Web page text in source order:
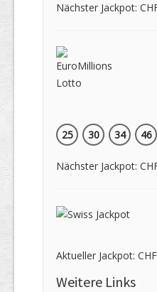
Nächster Jackpot:
25
30 34 46
Nächster Jackpot:
Aktueller Jackpot:
Weitere Links